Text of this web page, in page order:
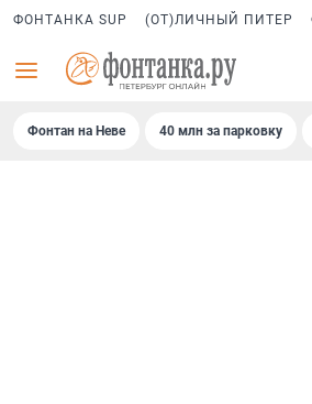
ФОНТАНКА SUP (ОТ)ЛИЧНЫЙ ПИТЕР
Фонтан на Неве 40 млн за парковку